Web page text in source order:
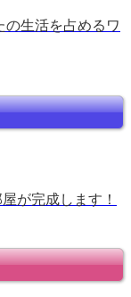
生活を占めるワ
が完成します！